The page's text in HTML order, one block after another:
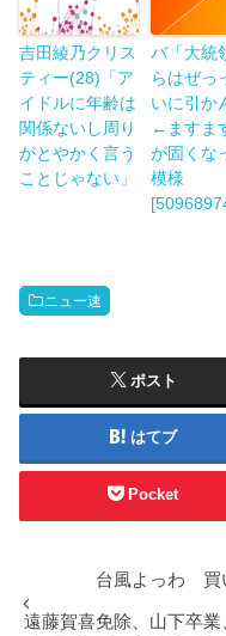
吉田綾乃クリス
ティー(28)「ア
イドルに年齢は
関係ないし周り
がとやかく言う
ことじゃない」
バ「大統
らはぜっ
いに引か
←ますま
が固くな
模様
ニュー速
ポスト
はてブ
Pocket
台風よっわ 買
遠藤賀喜免除、山下卒